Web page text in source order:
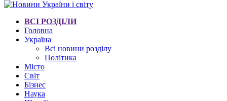
ВСІ РОЗДІЛИ
Головна
Україна
Всі новини розділу
Політика
Місто
Світ
Бізнес
Наука